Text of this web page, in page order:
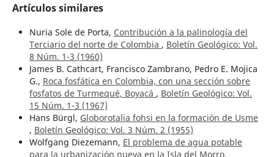
Artículos similares
Nuria Sole de Porta, Contribución a la palinología del
Terciario del norte de Colombia , Boletín Geológico: Vol.
8 Núm. 1-3 (1960)
James B. Cathcart, Francisco Zambrano, Pedro E. Mojica
G., Roca fosfática en Colombia, con una sección sobre
fosfatos de Turmequé, Boyacá , Boletín Geológico: Vol.
15 Núm. 1-3 (1967)
Hans Bürgl, Globorotalia fohsi en la formación de Usme
, Boletín Geológico: Vol. 3 Núm. 2 (1955)
Wolfgang Diezemann, El problema de agua potable
para la urbanización nueva en la Isla del Morro.